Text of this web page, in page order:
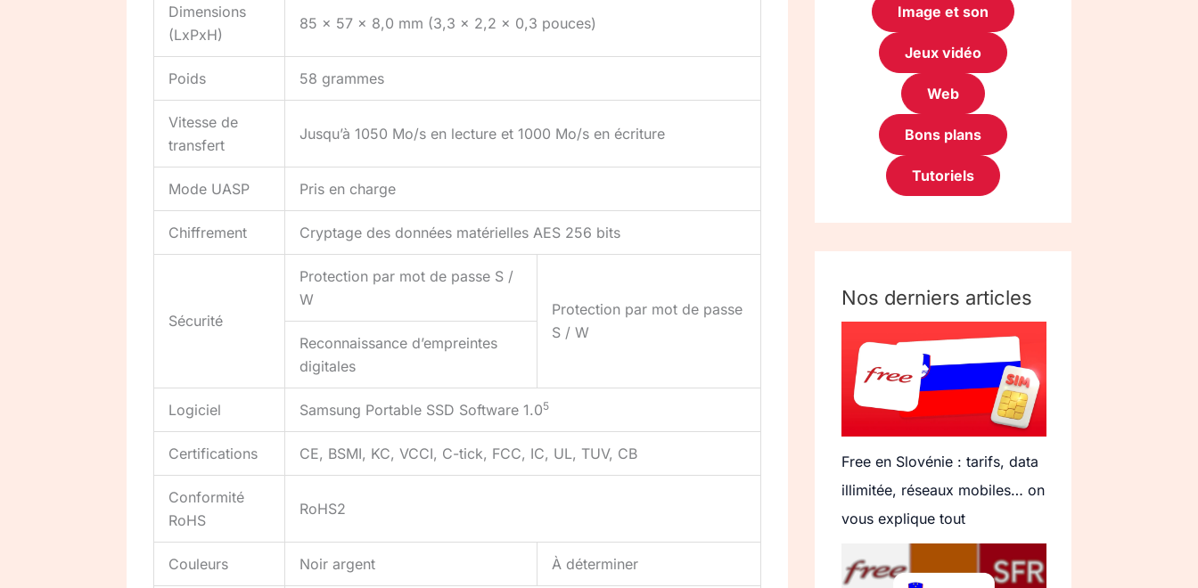
Dimensions
(LxPxH)
85 x 57 x 8,0 mm (3,3 x 2,2 x 0,3 pouces)
Poids 58 grammes
Vitesse de
transfert
Jusqu’à 1050 Mo/s en lecture et 1000 Mo/s en écriture
Mode UASP Pris en charge
Chiffrement Cryptage des données matérielles AES 256 bits
Sécurité
Protection par mot de passe S /
W
Protection par mot de passe
S / W
Reconnaissance d’empreintes
digitales
Logiciel Samsung Portable SSD Software 1.05
Certifications CE, BSMI, KC, VCCI, C-tick, FCC, IC, UL, TUV, CB
Conformité
RoHS
RoHS2
Couleurs Noir argent À déterminer
Image et son
Jeux vidéo
Web
Bons plans
Tutoriels
Nos derniers articles
Free en Slovénie : tarifs, data
illimitée, réseaux mobiles… on
vous explique tout